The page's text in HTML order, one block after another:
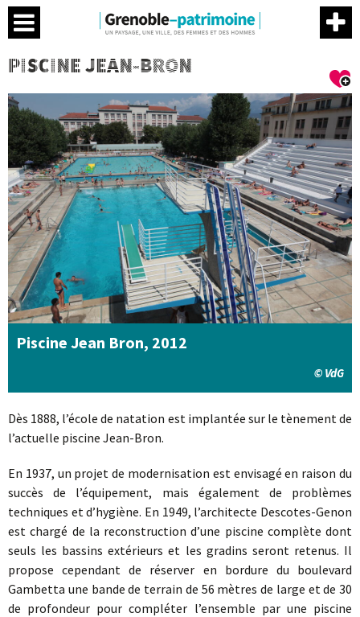
Menu
PISCINE JEAN-BRON
Piscine Jean Bron, 2012
© VdG
Dès 1888, l’école de natation est implantée sur le tènement de
l’actuelle piscine Jean-Bron.
En 1937, un projet de modernisation est envisagé en raison du
succès de l’équipement, mais également de problèmes
techniques et d’hygiène. En 1949, l’architecte Descotes-Genon
est chargé de la reconstruction d’une piscine complète dont
seuls les bassins extérieurs et les gradins seront retenus. Il
propose cependant de réserver en bordure du boulevard
Gambetta une bande de terrain de 56 mètres de large et de 30
de profondeur pour compléter l’ensemble par une piscine